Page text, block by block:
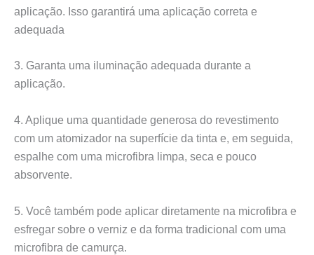
aplicação. Isso garantirá uma aplicação correta e
adequada
3. Garanta uma iluminação adequada durante a
aplicação.
4. Aplique uma quantidade generosa do revestimento
com um atomizador na superfície da tinta e, em seguida,
espalhe com uma microfibra limpa, seca e pouco
absorvente.
5. Você também pode aplicar diretamente na microfibra e
esfregar sobre o verniz e da forma tradicional com uma
microfibra de camurça.